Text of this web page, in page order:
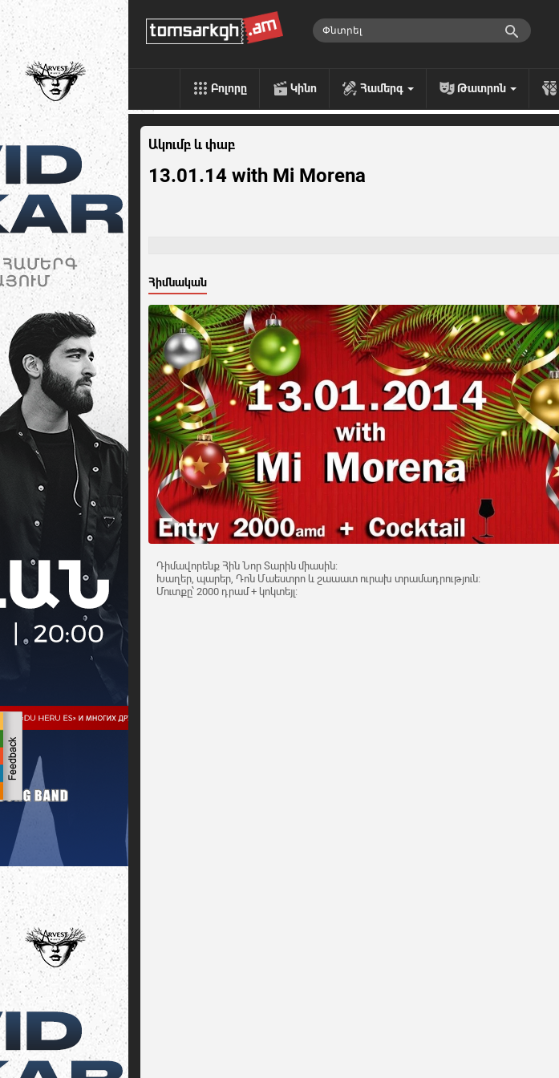
Բոլորը Կինո Համերգ Թատրոն
Ակումբ և փաբ
13.01.14 with Mi Morena
Հիմնական
Դիմավորենք Հին Նոր Տարին միասին:
Խաղեր, պարեր, Դոն Մաեստրո և շաաատ ուրախ տրամադրություն:
Մուտքը՝ 2000 դրամ + կոկտեյլ: